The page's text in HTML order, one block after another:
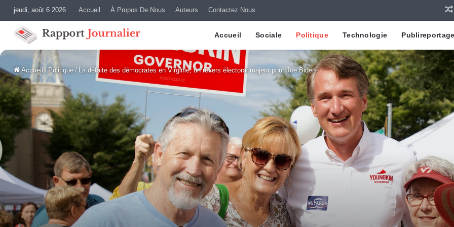
jeudi, août 6 2026 Accueil À Propos De Nous Auteurs Contactez Nous
Accueil Sociale Politique Technologie Publireportage
Accueil / Politique / La défaite des démocrates en Virginie, un revers électoral majeur pour Joe Biden